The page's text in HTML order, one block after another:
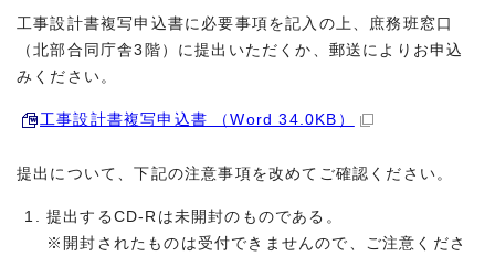
工事設計書複写申込書に必要事項を記入の上、庶務班窓口
（北部合同庁舎3階）に提出いただくか、郵送によりお申込
みください。
工事設計書複写申込書 （Word 34.0KB）
提出について、下記の注意事項を改めてご確認ください。
提出するCD-Rは未開封のものである。
※開封されたものは受付できませんので、ご注意くださ